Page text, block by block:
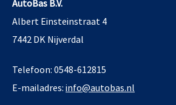
AutoBas B.V.
Albert Einsteinstraat 4
7442 DK Nijverdal
Telefoon: 0548-612815
E-mailadres: info@autobas.nl